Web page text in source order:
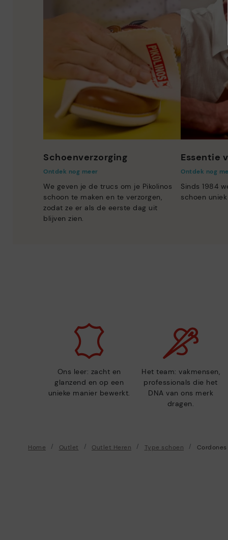
Schoenverzorging
Ontdek nog meer
We geven je de trucs om je Pikolinos
schoon te maken en te verzorgen,
zodat ze er als de eerste dag uit
blijven zien.
Essentie
Ontdek nog
Sinds 1984
schoen
Ons leer: zacht en
glanzend en op een
unieke manier bewerkt.
Het team: vakmensen,
professionals die het
DNA van ons merk
dragen.
Home Outlet Outlet Heren Type schoen Cordones